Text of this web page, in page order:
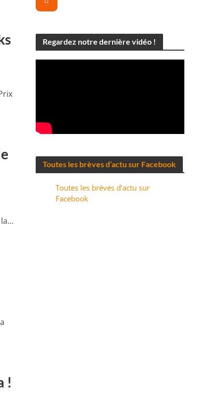
!
Regardez notre dernière vidéo !
Toutes les brèves d’actu sur Facebook
Toutes les brèves d’actu sur
Facebook